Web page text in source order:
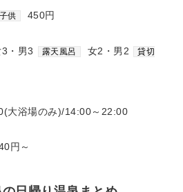
子供 450円
3・男3 露天風呂 女2・男2 貸切
大浴場のみ)/14:00～22:00
円～